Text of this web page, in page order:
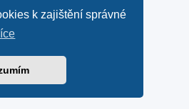
k zajištění správné